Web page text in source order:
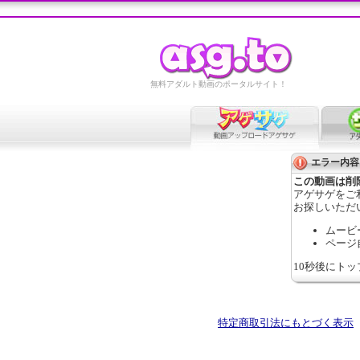
無料アダルト動画のポータルサイト！
エラー内容
この動画は削
アゲサゲをご
お探しいただ
ムービ
ページ
10秒後にト
特定商取引法にもとづく表示